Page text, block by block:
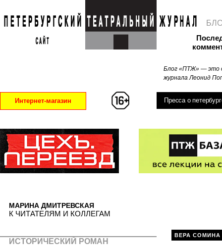
Блог «ПТЖ» — это
журнала Леонид
Интернет-магазин Пресса о
ВЕРА СОМИНА
МАРИНА ДМИТРЕВСКАЯ
К ЧИТАТЕЛЯМ И КОЛЛЕГАМ
ИСТОРИЧЕСКИЙ РОМАН